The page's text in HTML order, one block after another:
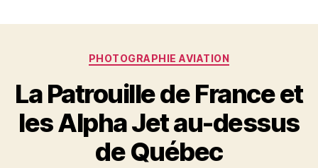
Catégories
PHOTOGRAPHIE AVIATION
La Patrouille de France et
les Alpha Jet au-dessus
de Québec